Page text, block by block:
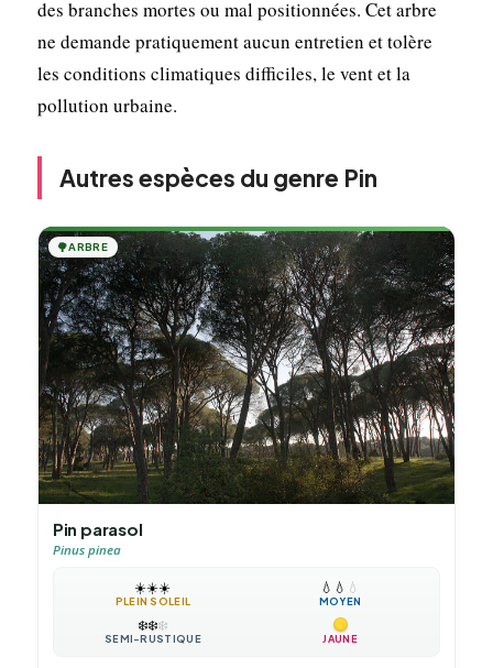
des branches mortes ou mal positionnées. Cet arbre
ne demande pratiquement aucun entretien et tolère
les conditions climatiques difficiles, le vent et la
pollution urbaine.
Autres espèces du genre Pin
🌳ARBRE
Pin parasol
Pinus pinea
☀️☀️☀️
PLEIN SOLEIL
💧 💧 💧
MOYEN
❄️❄️❄️
SEMI-RUSTIQUE JAUNE